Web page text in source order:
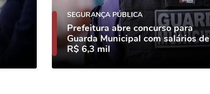
SEGURANÇA PÚBLICA
Prefeitura abre concurso para
Guarda Municipal com salários de
R$ 6,3 mil